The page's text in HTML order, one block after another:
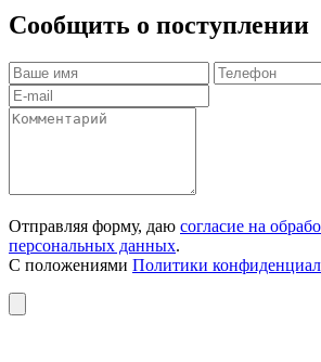
Сообщить о поступлении
Отправляя форму, даю согласие на
персональных данных.
С положениями Политики